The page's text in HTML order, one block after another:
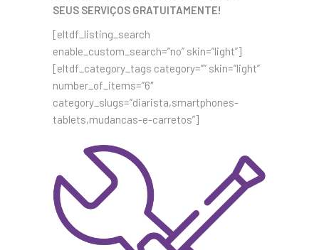
SEUS SERVIÇOS GRATUITAMENTE!
[eltdf_listing_search
enable_custom_search=”no” skin=”light”]
[eltdf_category_tags category=”” skin=”light”
number_of_items=”6″
category_slugs=”diarista,smartphones-
tablets,mudancas-e-carretos”]